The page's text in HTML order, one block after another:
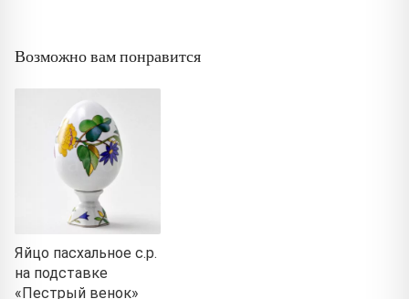
Возможно вам понравится
Яйцо пасхальное с.р.
на подставке
«Пестрый венок»